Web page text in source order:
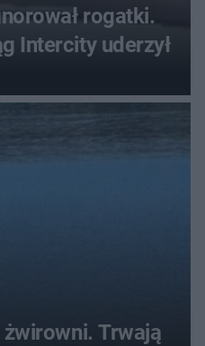
rogatki.
Intercity uderzył
żwirowni. Trwają